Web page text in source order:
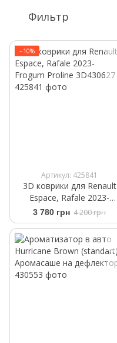
Фильтр
−10%
Артикул: 425841
3D коврики для Renault
Espace, Rafale 2023-
Frogum Proline 3D430627
3 780 грн 4 200 грн